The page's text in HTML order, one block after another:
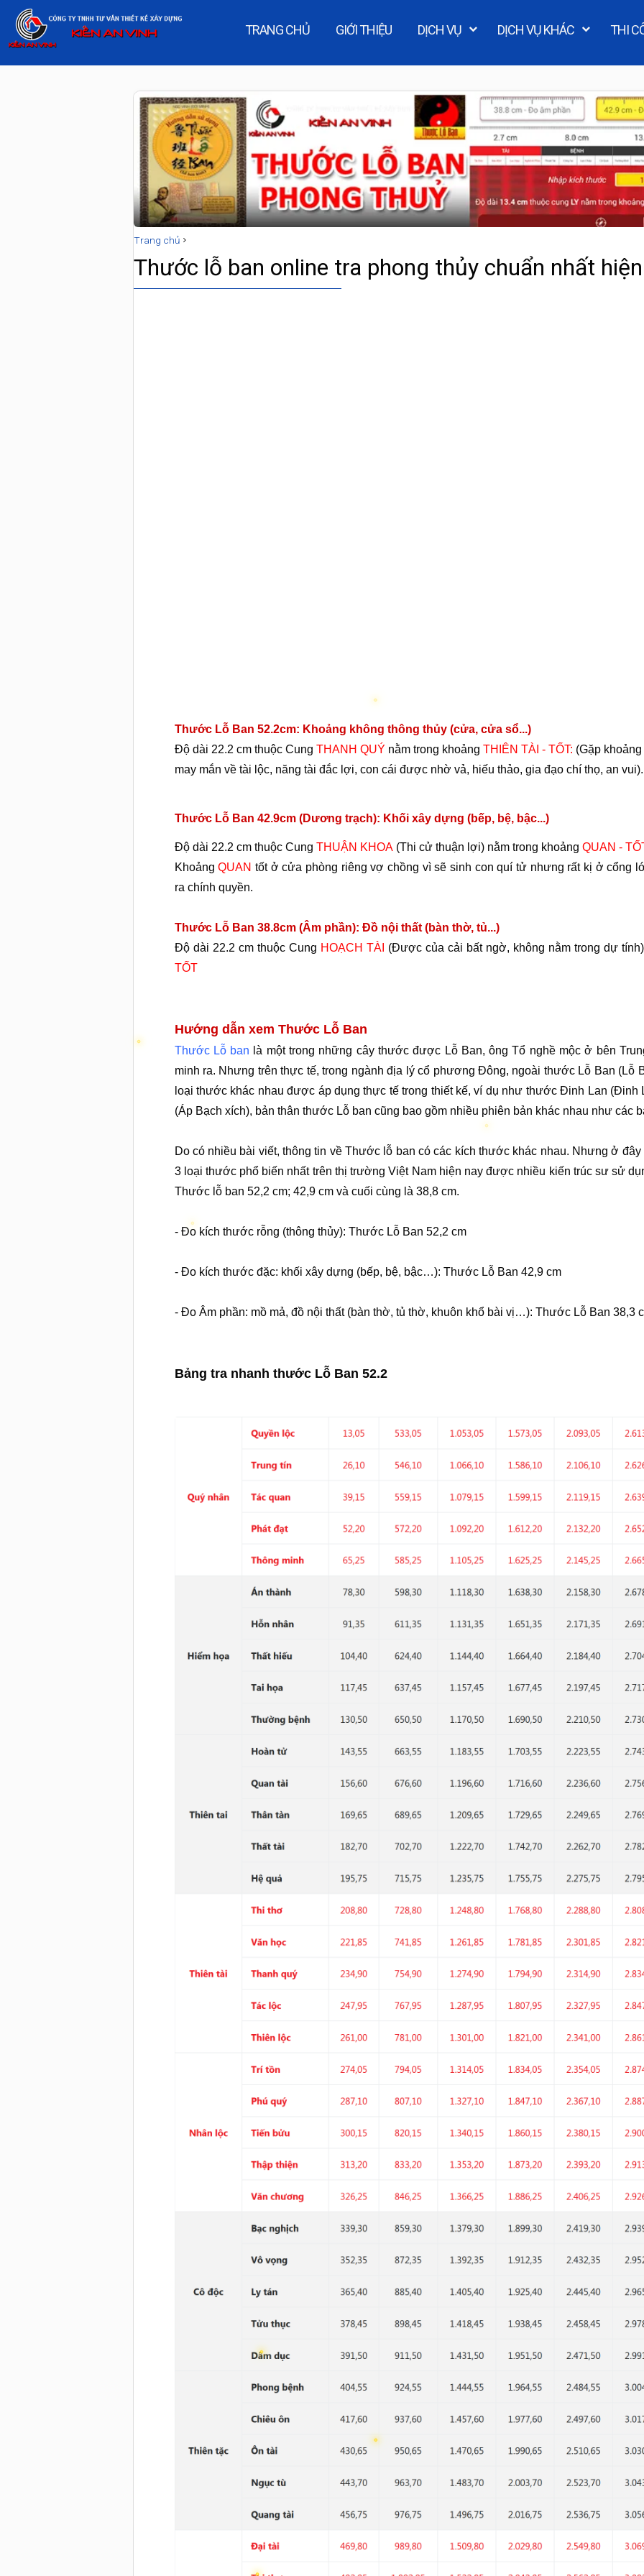
TRANG CHỦ GIỚI THIỆU DỊCH VỤ DỊCH VỤ KHÁC THI
Trang chủ
Thước lỗ ban online tra phong thủy chuẩn nhất
Thước Lỗ Ban 52.2cm: Khoảng không thông thủy (cửa, cửa sổ...)
Độ dài 22.2 cm thuộc Cung THANH QUÝ nằm trong khoảng THIÊN TÀI - TỐT: (Gặp
may mắn về tài lộc, năng tài đắc lợi, con cái được nhờ vả, hiếu thảo, gia đạo chí thọ, an vui).
Thước Lỗ Ban 42.9cm (Dương trạch): Khối xây dựng (bếp, bệ, bậc...)
Độ dài 22.2 cm thuộc Cung THUẬN KHOA(Thi cử thuận lợi) nằm trong khoảng QUAN -
KhoảngQUAN tốt ở cửa phòng riêng vợ chồng vì sẽ sinh con quí tử nhưng rất kị ở cổng
ra chính quyền.
Thước Lỗ Ban 38.8cm (Âm phần): Đồ nội thất (bàn thờ, tủ...)
Độ dài 22.2 cm thuộc Cung HOẠCH TÀI (Được của cải bất ngờ, không nằm trong dự
TỐT
Hướng dẫn xem Thước Lỗ Ban
Thước Lỗ ban là một trong những cây thước được Lỗ Ban, ông Tổ nghề mộc ở bên
minh ra. Nhưng trên thực tế, trong ngành địa lý cổ phương Đông, ngoài thước Lỗ Ban (Lỗ
loại thước khác nhau được áp dụng thực tế trong thiết kế, ví dụ như thước Đinh Lan (Đinh
(Áp Bạch xích), bản thân thước Lỗ ban cũng bao gồm nhiều phiên bản khác nhau như các
Do có nhiều bài viết, thông tin về Thước lỗ ban có các kích thước khác nhau. Nhưng ở đây
3 loại thước phổ biến nhất trên thị trường Việt Nam hiện nay được nhiều kiến trúc sư sử
Thước lỗ ban 52,2 cm; 42,9 cm và cuối cùng là 38,8 cm.
- Đo kích thước rỗng (thông thủy): Thước Lỗ Ban 52,2 cm
- Đo kích thước đặc: khối xây dựng (bếp, bệ, bậc…): Thước Lỗ Ban 42,9 cm
- Đo Âm phần: mồ mả, đồ nội thất (bàn thờ, tủ thờ, khuôn khổ bài vị…): Thước Lỗ Ban 38,3
Bảng tra nhanh thước Lỗ Ban 52.2